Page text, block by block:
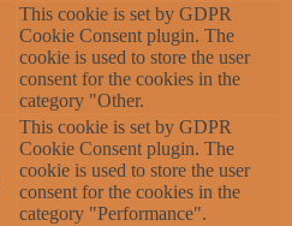
This cookie is set by GDPR
Cookie Consent plugin. The
cookie is used to store the user
consent for the cookies in the
category "Other.
This cookie is set by GDPR
Cookie Consent plugin. The
cookie is used to store the user
consent for the cookies in the
category "Performance".